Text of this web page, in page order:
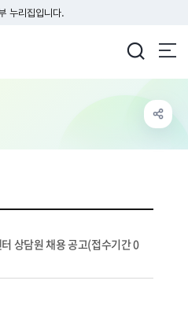
누리집입니다.
상담원 채용 공고(접수기간 0